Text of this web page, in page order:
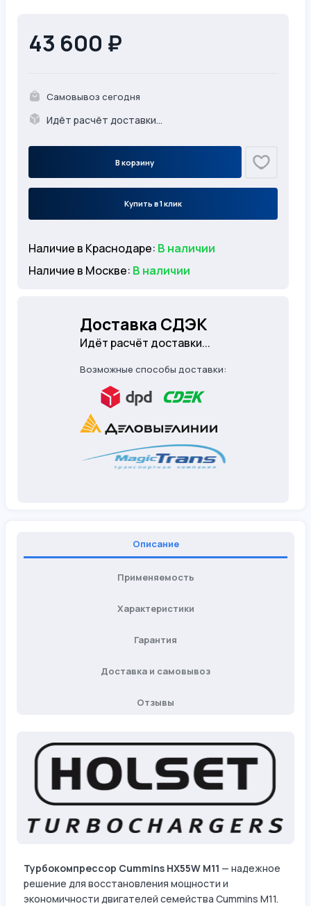
43 600 ₽
Самовывоз сегодня
Идёт расчёт доставки...
В корзину
Купить в 1 клик
Наличие в Краснодаре: В наличии
Наличие в Москве: В наличии
Доставка СДЭК
Идёт расчёт доставки...
Возможные способы доставки:
Описание
Применяемость
Характеристики
Гарантия
Доставка и самовывоз
Отзывы
Турбокомпрессор Cummins HX55W M11 — надежное
решение для восстановления мощности и
экономичности двигателей семейства Cummins M11.